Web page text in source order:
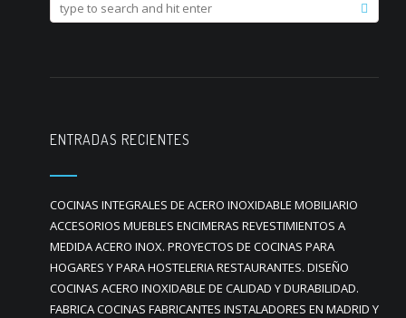
ENTRADAS RECIENTES
COCINAS INTEGRALES DE ACERO INOXIDABLE MOBILIARIO
ACCESORIOS MUEBLES ENCIMERAS REVESTIMIENTOS A
MEDIDA ACERO INOX. PROYECTOS DE COCINAS PARA
HOGARES Y PARA HOSTELERIA RESTAURANTES. DISEÑO
COCINAS ACERO INOXIDABLE DE CALIDAD Y DURABILIDAD.
FABRICA COCINAS FABRICANTES INSTALADORES EN MADRID Y